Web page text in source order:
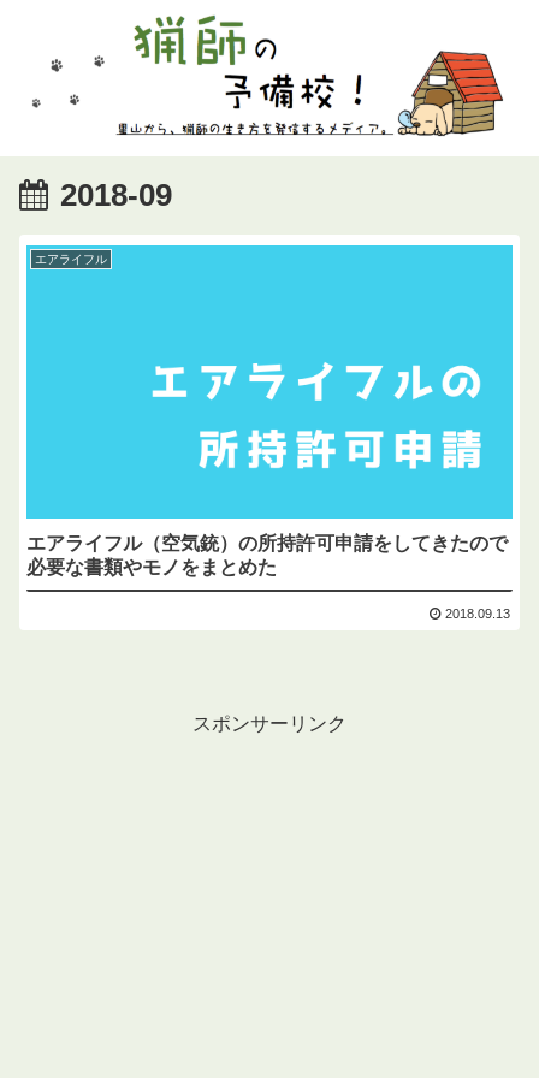
2018-09
エアライフル
エアライフル（空気銃）の所持許可申請をしてきたので
必要な書類やモノをまとめた
2018.09.13
スポンサーリンク